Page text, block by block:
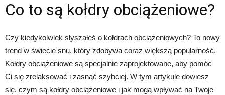
Co to są kołdry obciążeniowe?
Czy kiedykolwiek słyszałeś o kołdrach obciążeniowych? To nowy
trend w świecie snu, który zdobywa coraz większą popularność.
Kołdry obciążeniowe są specjalnie zaprojektowane, aby pomóc
Ci się zrelaksować i zasnąć szybciej. W tym artykule dowiesz
się, czym są kołdry obciążeniowe i jak mogą wpływać na Twoje